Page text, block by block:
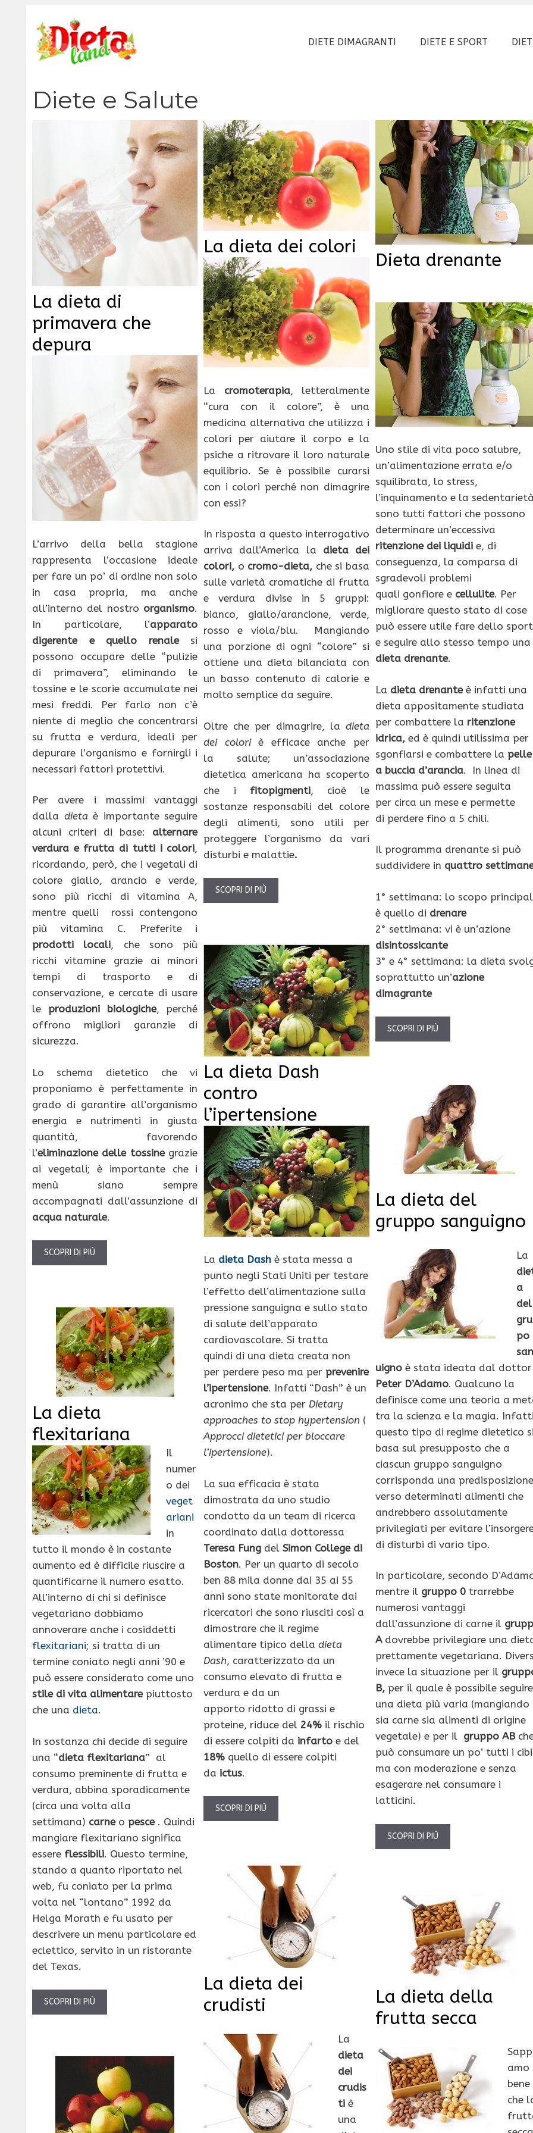
contenuto
DIETE DIMAGRANTI DIETE E SPORT
Diete e Salute
La dieta di
primavera che
depura
L’arrivo della bella stagione
rappresenta l’occasione ideale
per fare un po’ di ordine non solo
in casa propria, ma anche
all’interno del nostro organismo.
In particolare, l’apparato
digerente
e quello renalesi
possono occupare delle “pulizie
di primavera”, eliminando le
tossine e le scorie accumulate nei
mesi freddi. Per farlo non c’è
niente di meglio che concentrarsi
su frutta e verdura, ideali per
depurare l’organismo e fornirgli i
necessari fattori protettivi.
Per avere i massimi vantaggi
dalla dieta è importante seguire
alcuni criteri di base: alternare
verdura e frutta di tutti i colori,
ricordando, però, che i vegetali di
colore giallo, arancio e verde,
sono più ricchi di vitamina A,
mentre quelli rossi contengono
più vitamina C. Preferite i
prodotti locali, che sono più
ricchi vitamine grazie ai minori
tempi di trasporto e di
conservazione, e cercate di usare
le produzioni biologiche, perché
offrono migliori garanzie di
sicurezza.
Lo schema dietetico che vi
proponiamo è perfettamente in
grado di garantire all’organismo
energia e nutrimenti in giusta
quantità, favorendo
l’eliminazione delle tossinegrazie
ai vegetali; è importante che i
menù siano sempre
accompagnati dall’assunzione di
acqua naturale.
SCOPRI DI PIÙ
La dieta dei colori
La cromoterapia, letteralmente
“cura con il colore”, è una
medicina alternativa che utilizza i
colori per aiutare il corpo e la
psiche a ritrovare il loro naturale
equilibrio. Se è possibile curarsi
con i colori perché non dimagrire
con essi?
In risposta a questo interrogativo
arriva dall’America la dieta dei
colori, o cromo-dieta, che si basa
sulle varietà cromatiche di frutta
e verdura divise in 5 gruppi:
bianco, giallo/arancione, verde,
rosso e viola/blu. Mangiando
una porzione di ogni “colore” si
ottiene una dieta bilanciata con
un basso contenuto di calorie e
molto semplice da seguire.
Oltre che per dimagrire, la dieta
dei colori
è efficace anche per
la salute; un’associazione
dietetica americana ha scoperto
che i fitopigmenti, cioè le
sostanze responsabili del colore
degli alimenti, sono utili per
proteggere l’organismo da vari
disturbi e malattie.
SCOPRI DI PIÙ
Dieta drenante
Uno stile di vita poco salubre,
un’alimentazione errata e/o
squilibrata, lo stress,
l’inquinamento e la
sono tutti fattori che possono
determinare un’eccessiva
ritenzione dei liquidie, di
conseguenza, la comparsa di
sgradevoli problemi
quali gonfiore e cellulite. Per
migliorare questo stato di cose
può essere utile fare dello sport
e seguire allo stesso tempo una
dieta drenante.
La dieta drenanteè infatti una
dieta appositamente studiata
per combattere la ritenzione
idrica, ed è quindi utilissima per
sgonfiarsi e combattere la pelle
a buccia d’arancia. In linea di
massima può essere seguita
per circa un mese e permette
di perdere fino a 5 chili.
Il programma drenante si può
suddividere in quattro
1° settimana: lo scopo
è quello di drenare
2° settimana: vi è un’azione
disintossicante
3° e 4° settimana: la dieta
soprattutto un’azione
dimagrante
SCOPRI DI PIÙ
La dieta Dash
contro
l’ipertensione
La dieta Dash è stata messa a
punto negli Stati Uniti per testare
l’effetto dell’alimentazione sulla
pressione sanguigna e sullo stato
di salute dell’apparato
cardiovascolare. Si tratta
quindi di una dieta creata non
per perdere peso ma per prevenire
l’ipertensione. Infatti “Dash” è un
acronimo che sta perDietary
approaches to stop hypertension (
Approcci dietetici per bloccare
l’ipertensione).
La sua efficacia è stata
dimostrata da uno studio
condotto da un team di ricerca
coordinato dalla dottoressa
Teresa Fung delSimon College di
Boston. Per un quarto di secolo
ben 88 mila donne dai 35 ai 55
anni sono state monitorate dai
ricercatori che sono riusciti così a
dimostrare che il regime
alimentare tipico delladieta
Dash, caratterizzato da un
consumo elevato di frutta e
verdura e da un
apporto ridotto di grassi e
proteine, riduce del 24% il rischio
di essere colpiti da infarto e del
18% quello di essere colpiti
da ictus.
SCOPRI DI PIÙ
La dieta del
gruppo sanguigno
La
a
del
po
uignoè stata ideata dal dottor
Peter D’Adamo. Qualcuno la
definisce come una teoria a
tra la scienza e la magia.
questo tipo di regime dietetico
basa sul presupposto che a
ciascun gruppo sanguigno
corrisponda una predisposizione
verso determinati alimenti che
andrebbero assolutamente
privilegiati per evitare
di disturbi di vario tipo.
In particolare, secondo
mentre il gruppo 0trarrebbe
numerosi vantaggi
dall’assunzione di carne il
Adovrebbe privilegiare una
prettamente vegetariana.
invece la situazione per il
B,per il quale è possibile seguire
una dieta più varia (mangiando
sia carne sia alimenti di origine
vegetale) e per il gruppo AB
può consumare un po’ tutti i cibi
ma con moderazione e senza
esagerare nel consumare i
latticini.
SCOPRI DI PIÙ
La dieta
flexitariana
Il
numer
o dei
veget
ariani
in
tutto il mondo è in costante
aumento ed è difficile riuscire a
quantificarne il numero esatto.
All’interno di chi si definisce
vegetariano dobbiamo
annoverare anche i cosiddetti
flexitariani; si tratta di un
termine coniato negli anni ’90 e
può essere considerato come uno
stile di vita alimentarepiuttosto
che una dieta.
In sostanza chi decide di seguire
una “dieta flexitariana” al
consumo preminente di frutta e
verdura, abbina sporadicamente
(circa una volta alla
settimana) carneo pesce. Quindi
mangiare flexitariano significa
essere flessibili. Questo termine,
stando a quanto riportato nel
web, fu coniato per la prima
volta nel “lontano” 1992 da
Helga Morath e fu usato per
descrivere un menu particolare ed
eclettico, servito in un ristorante
del Texas.
SCOPRI DI PIÙ
La dieta dei
crudisti
La
dieta
dei
crudis
tiè
una
La dieta della
frutta secca
amo
bene
che